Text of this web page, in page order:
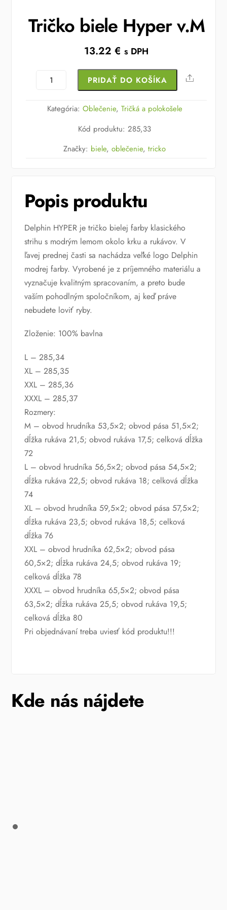
Tričko biele Hyper v.M
13.22€ s DPH
množstvo
biele
PRIDAŤ DO KOŠÍKA Share
Kategória: Oblečenie, Tričká a polokošele
Kód produktu:285,33
Značky: biele,oblečenie,tricko
Popis produktu
Delphin HYPER je tričko bielej farby klasického
strihu s modrým lemom okolo krku a rukávov. V
ľavej prednej časti sa nachádza veľké logo Delphin
modrej farby. Vyrobené je z príjemného materiálu a
vyznačuje kvalitným spracovaním, a preto bude
vaším pohodlným spoločníkom, aj keď práve
nebudete loviť ryby.
Zloženie: 100% bavlna
L – 285,34
XL – 285,35
XXL – 285,36
XXXL – 285,37
Rozmery:
M – obvod hrudníka 53,5×2; obvod pása 51,5×2;
dĺžka rukáva 21,5; obvod rukáva 17,5; celková dĺžka
72
L – obvod hrudníka 56,5×2; obvod pása 54,5×2;
dĺžka rukáva 22,5; obvod rukáva 18; celková dĺžka
74
XL – obvod hrudníka 59,5×2; obvod pása 57,5×2;
dĺžka rukáva 23,5; obvod rukáva 18,5; celková
dĺžka 76
XXL – obvod hrudníka 62,5×2; obvod pása
60,5×2; dĺžka rukáva 24,5; obvod rukáva 19;
celková dĺžka 78
XXXL – obvod hrudníka 65,5×2; obvod pása
63,5×2; dĺžka rukáva 25,5; obvod rukáva 19,5;
celková dĺžka 80
Pri objednávaní treba uviesť kód produktu!!!
Kde nás nájdete